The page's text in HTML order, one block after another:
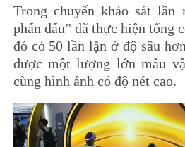
Trong chuyến khảo sát lần
phấn đấu” đã thực hiện tổng
đó có 50 lần lặn ở độ sâu
được một lượng lớn mẫu
cùng hình ảnh có độ nét cao.